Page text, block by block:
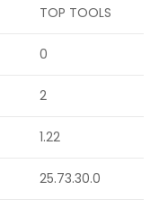
TOP TOOLS
0
2
1.22
25.73.30.0